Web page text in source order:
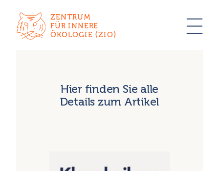
ZENTRUM
FÜR INNERE
ÖKOLOGIE (ZIO)
Hier finden Sie alle
Details zum Artikel